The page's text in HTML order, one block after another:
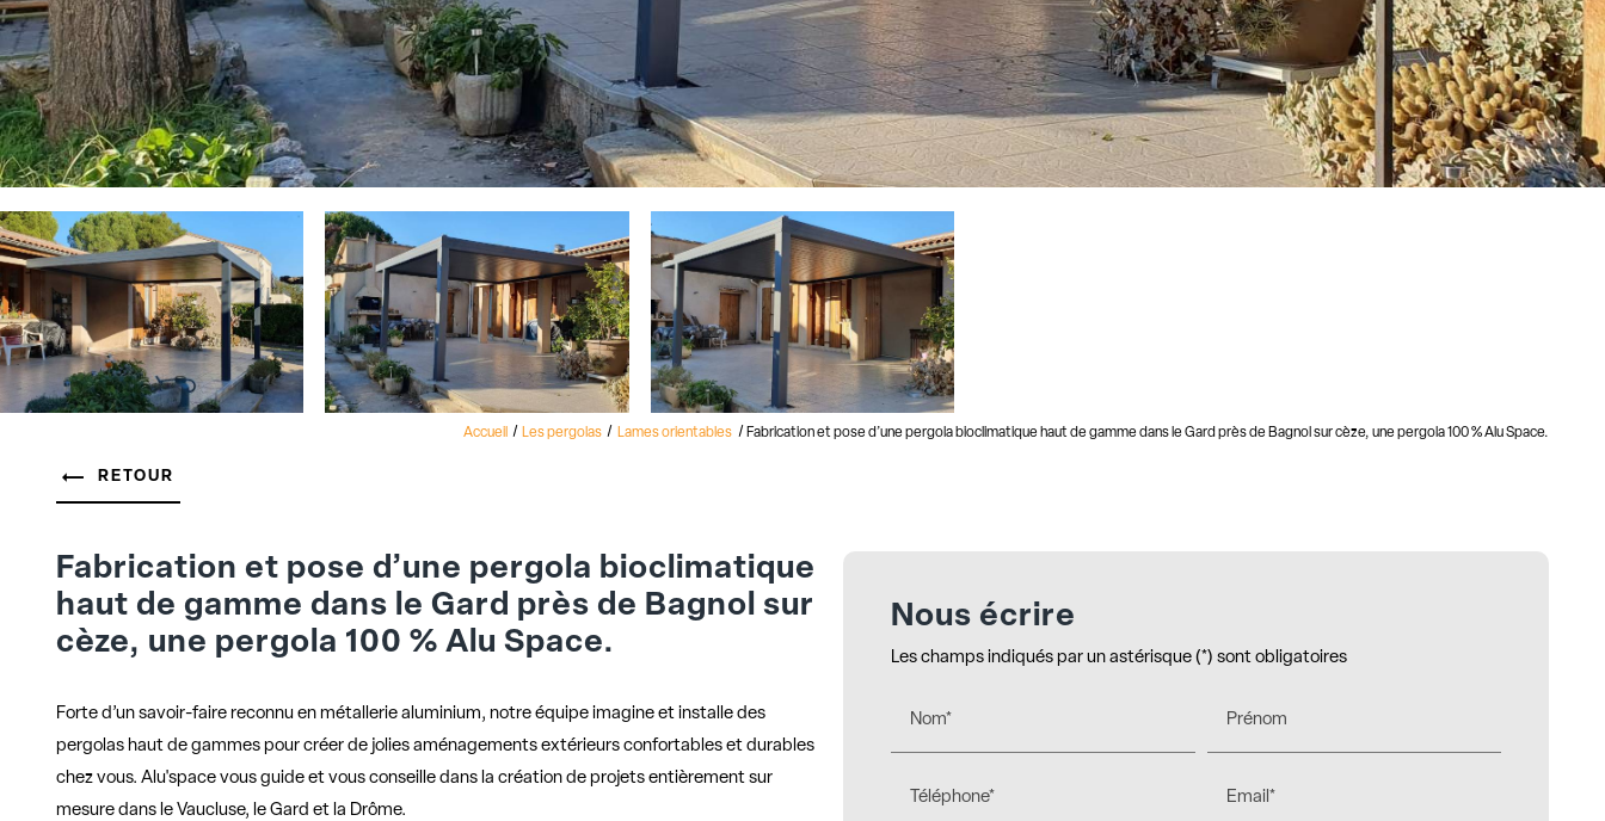
Accueil Les pergolas Lames orientables Fabrication et pose d’une pergola bioclimatique haut de gamme dans le Gard près de Bagnol sur cèze, une pergola 100 % Alu Space.
RETOUR
Fabrication et pose d’une pergola bioclimatique
haut de gamme dans le Gard près de Bagnol sur
cèze, une pergola 100 % Alu Space.
Forte d’un savoir-faire reconnu en métallerie aluminium, notre équipe imagine et installe des
pergolas haut de gammes pour créer de jolies aménagements extérieurs confortables et durables
chez vous. Alu'space vous guide et vous conseille dans la création de projets entièrement sur
mesure dans le Vaucluse, le Gard et la Drôme.
Nous écrire
Les champs indiqués par un astérisque (*) sont obligatoires
Nom* Prénom
Téléphone* Email*